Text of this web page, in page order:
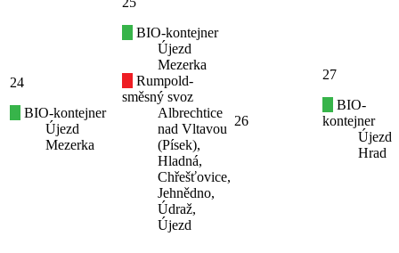
24
BIO-kontejner
Újezd
Mezerka
BIO-kontejner
Újezd
Mezerka
Rumpold-
směsný svoz
Albrechtice
nad Vltavou
(Písek),
Hladná,
Chřešťovice,
Jehnědno,
Údraž,
Újezd
26
27
BIO-
kontejner
Újezd
Hrad